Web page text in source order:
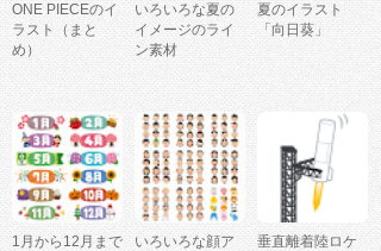
ONE PIECEのイ
ラスト（まと
め）
いろいろな夏の
イメージのライ
ン素材
夏のイラスト
「向日葵」
1月から12月まで いろいろな顔ア 垂直離着陸ロケ